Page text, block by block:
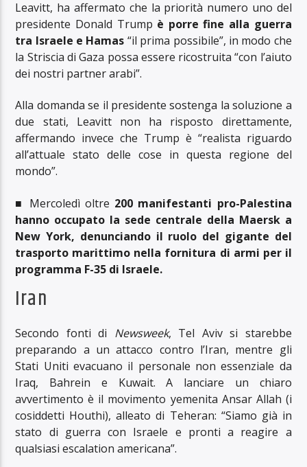
Leavitt, ha affermato che la priorità numero uno del
presidente Donald Trump è porre fine alla guerra
tra Israele e Hamas “il prima possibile”, in modo che
la Striscia di Gaza possa essere ricostruita “con l’aiuto
dei nostri partner arabi”.
Alla domanda se il presidente sostenga la soluzione a
due stati, Leavitt non ha risposto direttamente,
affermando invece che Trump è “realista riguardo
all’attuale stato delle cose in questa regione del
mondo”.
■ Mercoledì oltre 200 manifestanti pro-Palestina
hanno occupato la sede centrale della Maersk a
New York, denunciando il ruolo del gigante del
trasporto marittimo nella fornitura di armi per il
programma F-35 di Israele.
Iran
Secondo fonti di Newsweek, Tel Aviv si starebbe
preparando a un attacco contro l’Iran, mentre gli
Stati Uniti evacuano il personale non essenziale da
Iraq, Bahrein e Kuwait. A lanciare un chiaro
avvertimento è il movimento yemenita Ansar Allah (i
cosiddetti Houthi), alleato di Teheran: “Siamo già in
stato di guerra con Israele e pronti a reagire a
qualsiasi escalation americana”.